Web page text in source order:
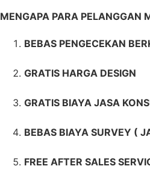
MENGAPA PARA PELANGGAN
BEBAS PENGECEKAN
GRATIS HARGA DESIGN
GRATIS BIAYA JASA
BEBAS BIAYA SURVEY (
FREE AFTER SALES